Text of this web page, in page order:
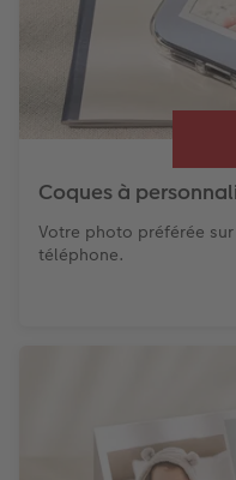
Coques à
Votre photo préférée
téléphone.